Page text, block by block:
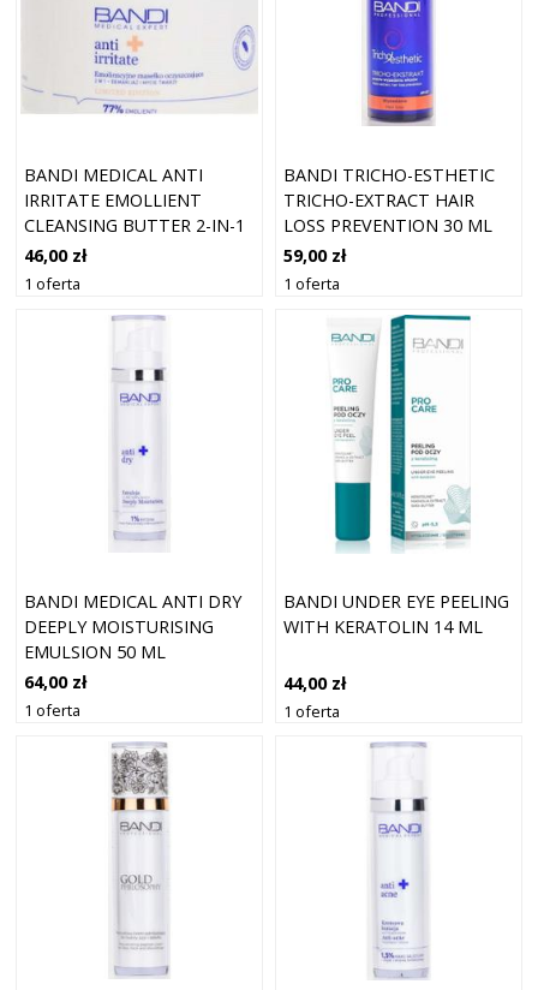
BANDI MEDICAL ANTI
IRRITATE EMOLLIENT
CLEANSING BUTTER 2-IN-1
MAKE-UP
46,00 zł
1 oferta
BANDI TRICHO-ESTHETIC
TRICHO-EXTRACT HAIR
LOSS PREVENTION 30 ML
59,00 zł
1 oferta
BANDI MEDICAL ANTI DRY
DEEPLY MOISTURISING
EMULSION 50 ML
64,00 zł
1 oferta
BANDI UNDER EYE PEELING
WITH KERATOLIN 14 ML
44,00 zł
1 oferta